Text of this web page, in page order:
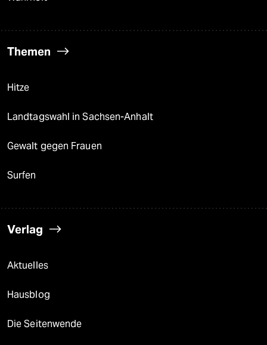
Themen
Hitze
Landtagswahl in Sachsen-Anhalt
Gewalt gegen Frauen
Surfen
Verlag
Aktuelles
Hausblog
Die Seitenwende